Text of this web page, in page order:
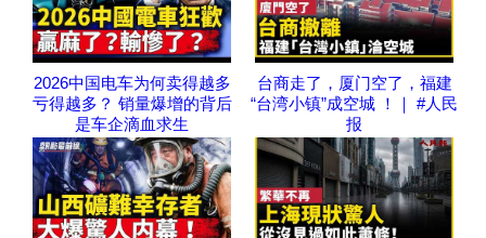
2026中国电车为何卖得越多
亏得越多？ 销量爆增的背后
是车企滴血求生
台商走了，厦门空了，福建
“台湾小镇”成空城 ！｜ #人民
报